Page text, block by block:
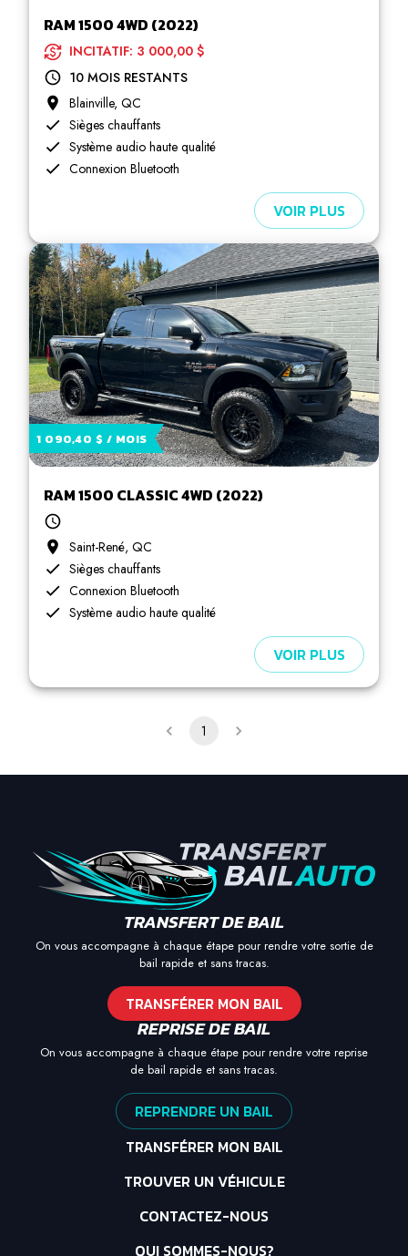
RAM 1500 4WD (2022)
INCITATIF: 3 000,00 $
10 MOIS RESTANTS
Blainville, QC
Sièges chauffants
Système audio haute qualité
Connexion Bluetooth
VOIR PLUS
1 090,40 $ / MOIS
RAM 1500 CLASSIC 4WD (2022)
Saint-René, QC
Sièges chauffants
Connexion Bluetooth
Système audio haute qualité
VOIR PLUS
1
TRANSFERT DE BAIL
On vous accompagne à chaque étape pour rendre votre sortie de
bail rapide et sans tracas.
TRANSFÉRER MON BAIL
REPRISE DE BAIL
On vous accompagne à chaque étape pour rendre votre reprise
de bail rapide et sans tracas.
REPRENDRE UN BAIL
TRANSFÉRER MON BAIL
TROUVER UN VÉHICULE
CONTACTEZ-NOUS
QUI SOMMES-NOUS?